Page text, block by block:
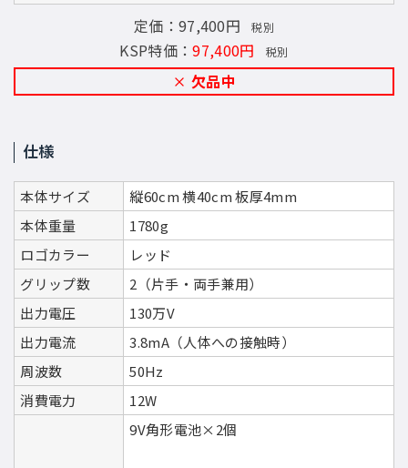
定価：97,400円 税別
KSP特価：97,400円 税別
欠品中
仕様
本体サイズ
縦60cm 横40cm 板厚4mm
本体重量
1780g
ロゴカラー
レッド
グリップ数
2（片手・両手兼用）
出力電圧
130万V
出力電流
3.8mA（人体への接触時）
周波数
50Hz
消費電力
12W
9V角形電池×2個